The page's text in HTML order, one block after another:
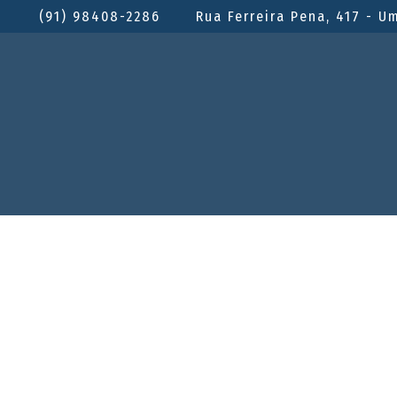
(91) 98408-2286 Rua Ferreira Pena, 417 -